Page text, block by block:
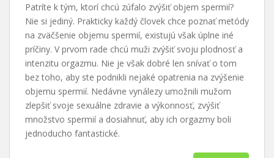
Patríte k tým, ktorí chcú zúfalo zvýšiť objem spermií?
Nie si jediný. Prakticky každý človek chce poznať metódy
na zväčšenie objemu spermií, existujú však úplne iné
príčiny. V prvom rade chcú muži zvýšiť svoju plodnosť a
intenzitu orgazmu. Nie je však dobré len snívať o tom
bez toho, aby ste podnikli nejaké opatrenia na zvýšenie
objemu spermií. Nedávne vynálezy umožnili mužom
zlepšiť svoje sexuálne zdravie a výkonnosť, zvýšiť
množstvo spermií a dosiahnuť, aby ich orgazmy boli
jednoducho fantastické.